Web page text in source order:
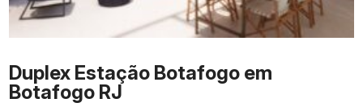
Duplex Estação Botafogo em
Botafogo RJ